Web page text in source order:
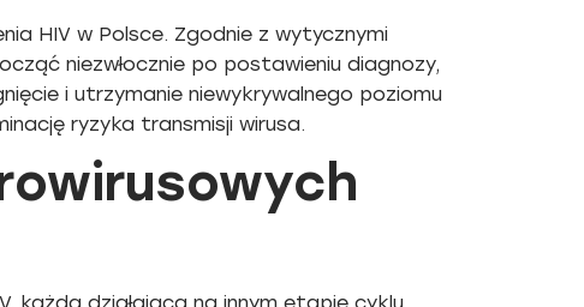
HIV w Polsce. Zgodnie z wytycznymi
niezwłocznie po postawieniu diagnozy,
i utrzymanie niewykrywalnego poziomu
ryzyka transmisji wirusa.